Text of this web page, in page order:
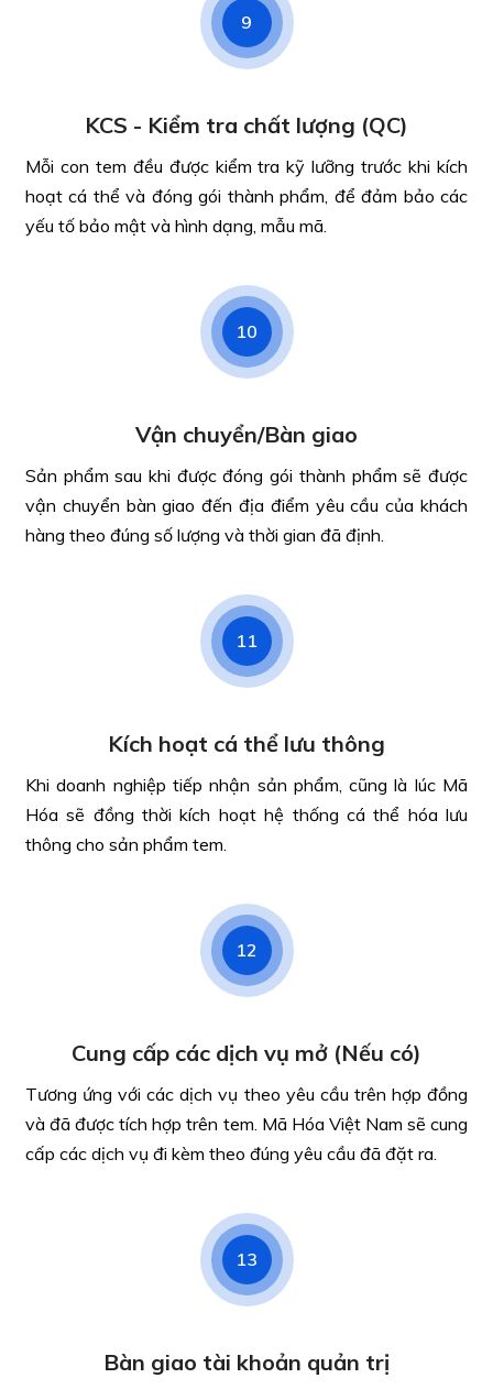
9
KCS - Kiểm tra chất lượng (QC)
Mỗi con tem đều được kiểm tra kỹ lưỡng trước khi kích
hoạt cá thể và đóng gói thành phẩm, để đảm bảo các
yếu tố bảo mật và hình dạng, mẫu mã.
10
Vận chuyển/Bàn giao
Sản phẩm sau khi được đóng gói thành phẩm sẽ được
vận chuyển bàn giao đến địa điểm yêu cầu của khách
hàng theo đúng số lượng và thời gian đã định.
11
Kích hoạt cá thể lưu thông
Khi doanh nghiệp tiếp nhận sản phẩm, cũng là lúc Mã
Hóa sẽ đồng thời kích hoạt hệ thống cá thể hóa lưu
thông cho sản phẩm tem.
12
Cung cấp các dịch vụ mở (Nếu có)
Tương ứng với các dịch vụ theo yêu cầu trên hợp đồng
và đã được tích hợp trên tem. Mã Hóa Việt Nam sẽ cung
cấp các dịch vụ đi kèm theo đúng yêu cầu đã đặt ra.
13
Bàn giao tài khoản quản trị